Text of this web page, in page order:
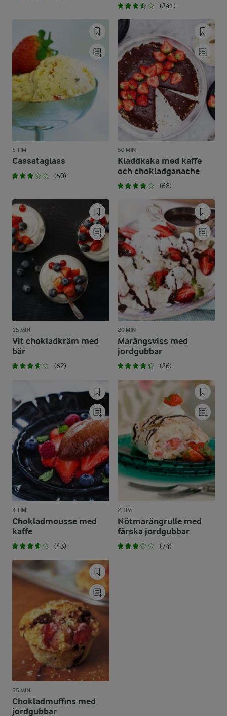
(241)
5 TIM
Cassataglass
(50)
50 MIN
Kladdkaka med kaffe
och chokladganache
(68)
15 MIN
Vit chokladkräm med
bär
(62)
20 MIN
Marängsviss med
jordgubbar
(26)
3 TIM
Chokladmousse med
kaffe
(43)
2 TIM
Nötmarängrulle med
färska jordgubbar
(74)
55 MIN
Chokladmuffins med
jordgubbar